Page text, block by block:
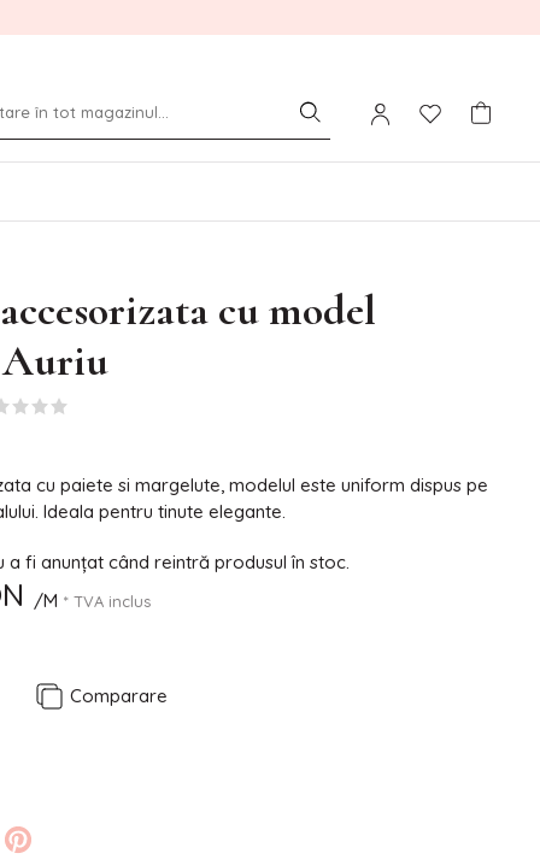
cu model
Auriu
cu paiete si margelute, modelul este uniform dispus pe
Ideala pentru tinute elegante.
a fi anunțat când reintră produsul în stoc.
/M * TVA inclus
Comparare